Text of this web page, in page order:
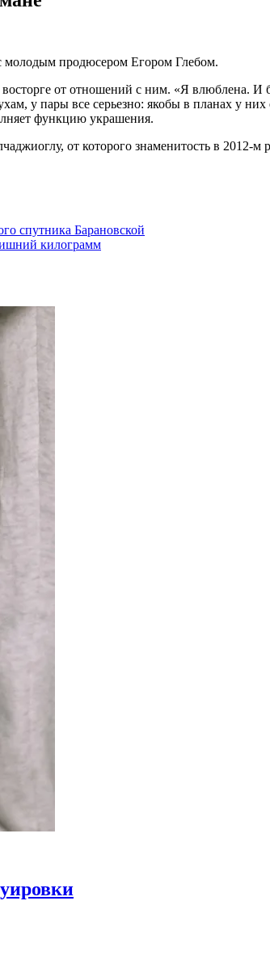
молодым продюсером Егором Глебом.
от отношений с ним. «Я влюблена.
у пары все серьезно: якобы в планах у
функцию украшения.
от которого знаменитость в 2012-м
спутника Барановской
килограмм